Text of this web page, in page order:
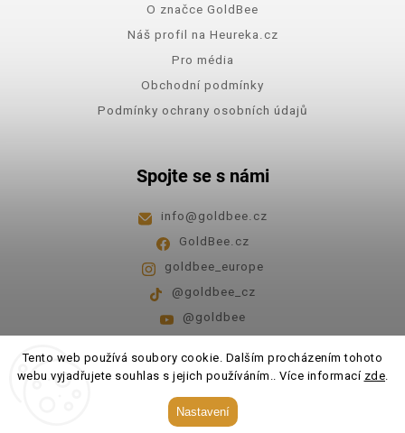
Tento web používá soubory cookie. Dalším procházením tohoto
webu vyjadřujete souhlas s jejich používáním.. Více informací zde.
Nastavení
O značce GoldBee
Náš profil na Heureka.cz
Pro média
Obchodní podmínky
Podmínky ochrany osobních údajů
Spojte se s námi
info@goldbee.cz
GoldBee.cz
goldbee_europe
@goldbee_cz
@goldbee
Pondělí - pátek 8:00-14:00
GoldBee. Všechna práva vyhrazena.
Upravit nastavení cookies